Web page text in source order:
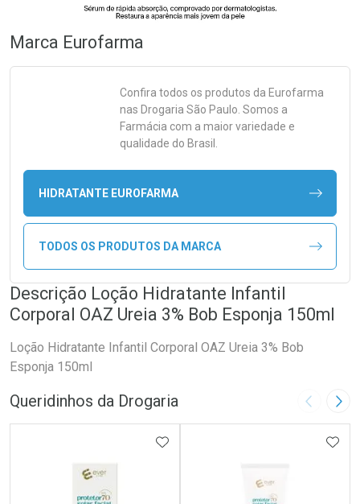
Marca Eurofarma
Confira todos os produtos da Eurofarma
nas Drogaria São Paulo. Somos a
Farmácia com a maior variedade e
qualidade do Brasil.
HIDRATANTE EUROFARMA
TODOS OS PRODUTOS DA MARCA
Descrição Loção Hidratante Infantil
Corporal OAZ Ureia 3% Bob Esponja 150ml
Loção Hidratante Infantil Corporal OAZ Ureia 3% Bob
Esponja 150ml
Queridinhos da Drogaria Imagem
ADICIONAR AOS FAVORITOS